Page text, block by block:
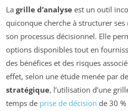
La grille d’analyse est un outil
quiconque cherche à structurer
son processus décisionnel. Elle
options disponibles tout en
des bénéfices et des risques
effet, selon une étude menée par
stratégique, l’utilisation d’une
temps de prise de décision de 30